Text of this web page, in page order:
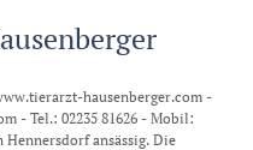
hausenberger.com -
- Tel.: 02235 81626 - Mobil:
Hennersdorf ansässig. Die